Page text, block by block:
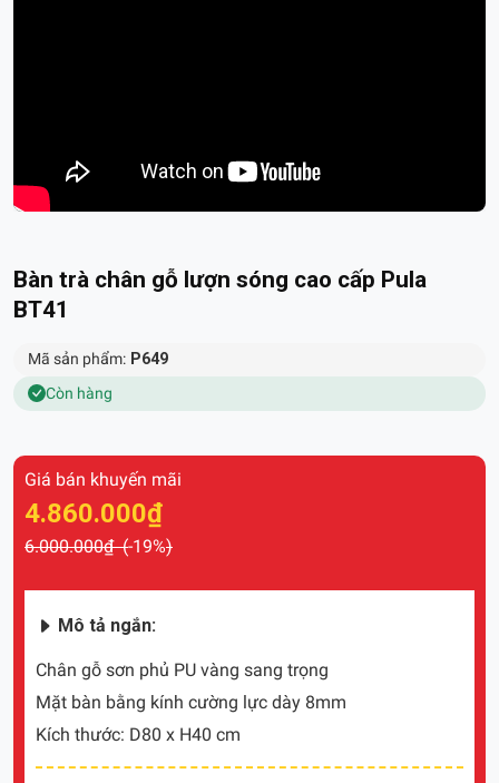
Bàn trà chân gỗ lượn sóng cao cấp Pula
BT41
Mã sản phẩm:P649
Còn hàng
Giá bán khuyến mãi
4.860.000₫
6.000.000₫ (-19%)
Mô tả ngắn:
Chân gỗ sơn phủ PU vàng sang trọng
Mặt bàn bằng kính cường lực dày 8mm
Kích thước: D80 x H40 cm